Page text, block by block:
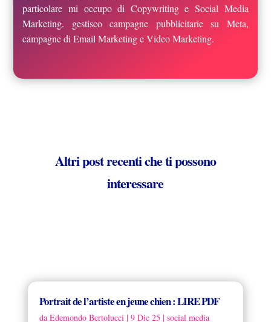
particolare mi occupo di Copywriting e Social Media
Marketing. gestisco campagne pubblicitarie su Meta,
campagne di Email Marketing e Video Marketing.
Altri post recenti che ti possono
interessare
Portrait de l’artiste en jeune chien : LIRE PDF
da Edemondo Bertolucci| 9 Dic 25 | social media